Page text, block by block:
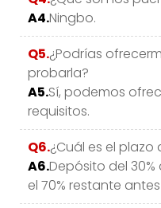
A4.Ningbo.
Q5.¿Podrías
probarla?
A5.Sí, podemos
requisitos.
Q6.¿Cuál es el
A6.Depósito del
el 70% restante